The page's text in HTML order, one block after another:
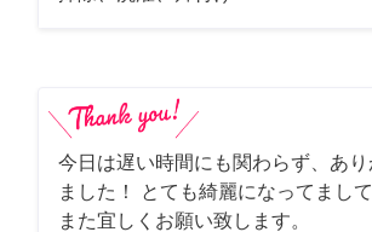
今日は遅い時間にも関わらず、あ
ました！ とても綺麗になってまして
また宜しくお願い致します。